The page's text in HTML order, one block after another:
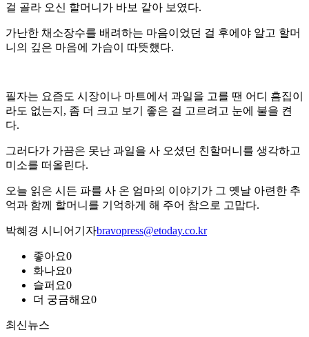
걸 골라 오신 할머니가 바보 같아 보였다.
가난한 채소장수를 배려하는 마음이었던 걸 후에야 알고 할머
니의 깊은 마음에 가슴이 따뜻했다.
필자는 요즘도 시장이나 마트에서 과일을 고를 땐 어디 흠집이
라도 없는지, 좀 더 크고 보기 좋은 걸 고르려고 눈에 불을 켠
다.
그러다가 가끔은 못난 과일을 사 오셨던 친할머니를 생각하고
미소를 떠올린다.
오늘 읽은 시든 파를 사 온 엄마의 이야기가 그 옛날 아련한 추
억과 함께 할머니를 기억하게 해 주어 참으로 고맙다.
박혜경 시니어기자bravopress@etoday.co.kr
좋아요0
화나요0
슬퍼요0
더 궁금해요0
최신뉴스